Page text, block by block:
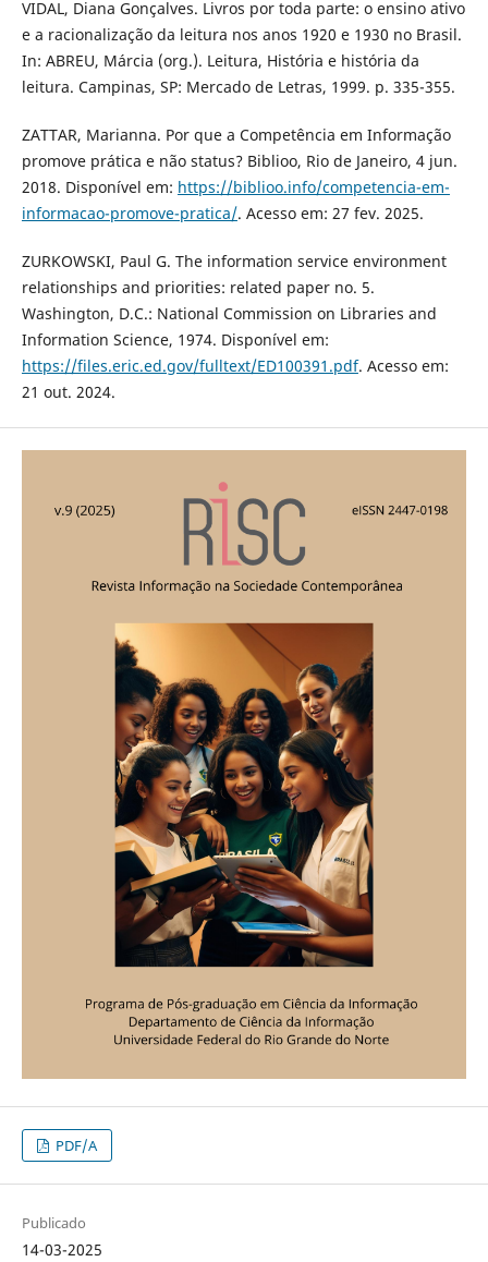
VIDAL, Diana Gonçalves. Livros por toda parte: o ensino ativo
e a racionalização da leitura nos anos 1920 e 1930 no Brasil.
In: ABREU, Márcia (org.). Leitura, História e história da
leitura. Campinas, SP: Mercado de Letras, 1999. p. 335-355.
ZATTAR, Marianna. Por que a Competência em Informação
promove prática e não status? Biblioo, Rio de Janeiro, 4 jun.
2018. Disponível em: https://biblioo.info/competencia-em-
informacao-promove-pratica/. Acesso em: 27 fev. 2025.
ZURKOWSKI, Paul G. The information service environment
relationships and priorities: related paper no. 5.
Washington, D.C.: National Commission on Libraries and
Information Science, 1974. Disponível em:
https://files.eric.ed.gov/fulltext/ED100391.pdf. Acesso em:
21 out. 2024.
PDF/A
Publicado
14-03-2025